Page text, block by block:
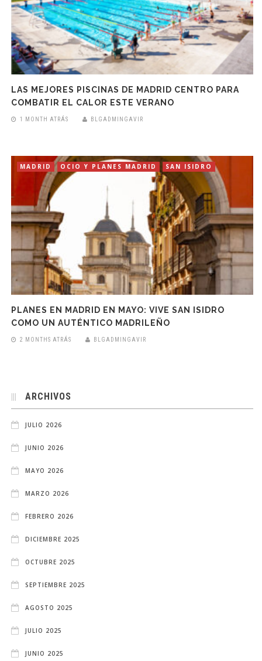
LAS MEJORES PISCINAS DE MADRID CENTRO PARA
COMBATIR EL CALOR ESTE VERANO
1 MONTH ATRÁS BLGADMINGAVIR
MADRID OCIO Y PLANES MADRID SAN ISIDRO
PLANES EN MADRID EN MAYO: VIVE SAN ISIDRO
COMO UN AUTÉNTICO MADRILEÑO
2 MONTHS ATRÁS BLGADMINGAVIR
ARCHIVOS
JULIO 2026
JUNIO 2026
MAYO 2026
MARZO 2026
FEBRERO 2026
DICIEMBRE 2025
OCTUBRE 2025
SEPTIEMBRE 2025
AGOSTO 2025
JULIO 2025
JUNIO 2025